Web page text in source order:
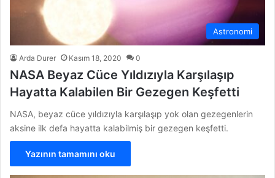
Astronomi
Arda Durer Kasım 18, 2020 0
NASA Beyaz Cüce Yıldızıyla Karşılaşıp
Hayatta Kalabilen Bir Gezegen Keşfetti
NASA, beyaz cüce yıldızıyla karşılaşıp yok olan gezegenlerin
aksine ilk defa hayatta kalabilmiş bir gezegen keşfetti.
Yazının tamamını oku